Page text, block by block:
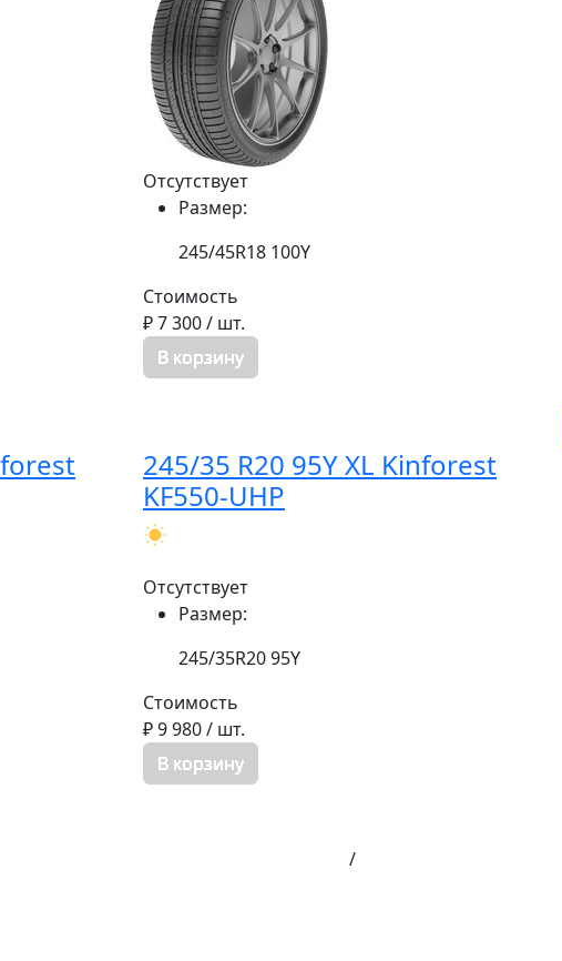
Отсутствует
Размер:
245/45R18 100Y
Стоимость
₽ 7 300/ шт.
В корзину
245/35 R20 95Y XL Kinforest
KF550-UHP
Отсутствует
Размер:
245/35R20 95Y
Стоимость
₽ 9 980/ шт.
В корзину
/